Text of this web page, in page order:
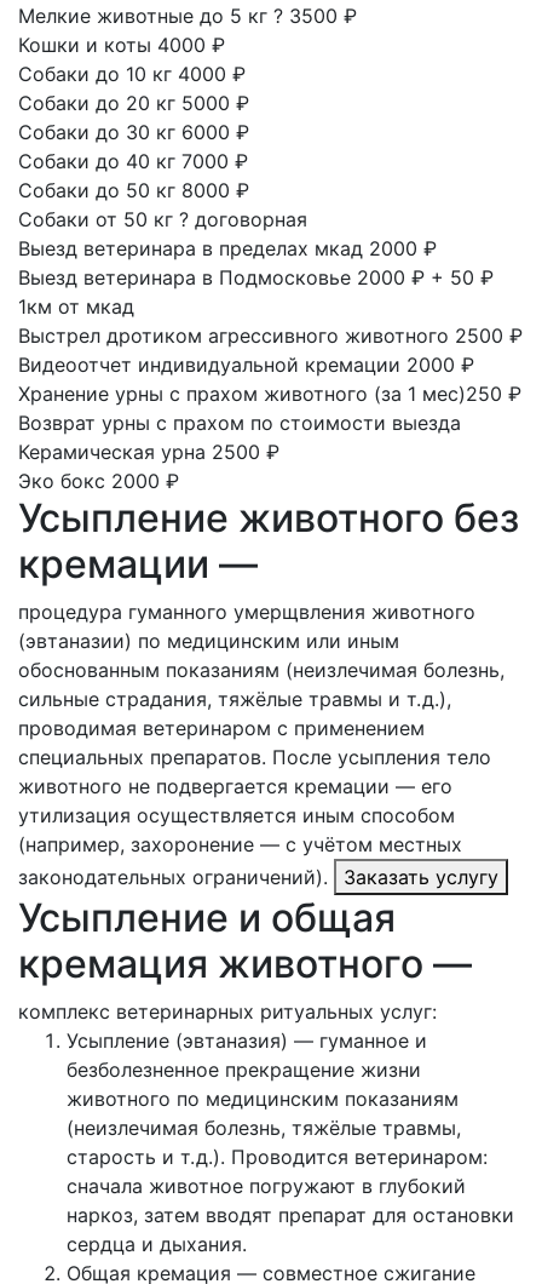
Мелкие животные до 5 кг ? 3500 ₽
Кошки и коты 4000 ₽
Собаки до 10 кг 4000 ₽
Собаки до 20 кг 5000 ₽
Собаки до 30 кг 6000 ₽
Собаки до 40 кг 7000 ₽
Собаки до 50 кг 8000 ₽
Собаки от 50 кг ? договорная
Выезд ветеринара в пределах мкад 2000 ₽
Выезд ветеринара в Подмосковье 2000 ₽ + 50 ₽
1км от мкад
Выстрел дротиком агрессивного животного 2500 ₽
Видеоотчет индивидуальной кремации 2000 ₽
Хранение урны с прахом животного (за 1 мес)250 ₽
Возврат урны с прахом по стоимости выезда
Керамическая урна 2500 ₽
Эко бокс 2000 ₽
Усыпление животного без
кремации —
процедура гуманного умерщвления животного
(эвтаназии) по медицинским или иным
обоснованным показаниям (неизлечимая болезнь,
сильные страдания, тяжёлые травмы и т. д.),
проводимая ветеринаром с применением
специальных препаратов. После усыпления тело
животного не подвергается кремации — его
утилизация осуществляется иным способом
(например, захоронение — с учётом местных
законодательных ограничений).
Заказать услугу
Усыпление и общая
кремация животного —
комплекс ветеринарных ритуальных услуг:
Усыпление (эвтаназия) — гуманное и
безболезненное прекращение жизни
животного по медицинским показаниям
(неизлечимая болезнь, тяжёлые травмы,
старость и т. д.). Проводится ветеринаром:
сначала животное погружают в глубокий
наркоз, затем вводят препарат для остановки
сердца и дыхания.
Общая кремация — совместное сжигание